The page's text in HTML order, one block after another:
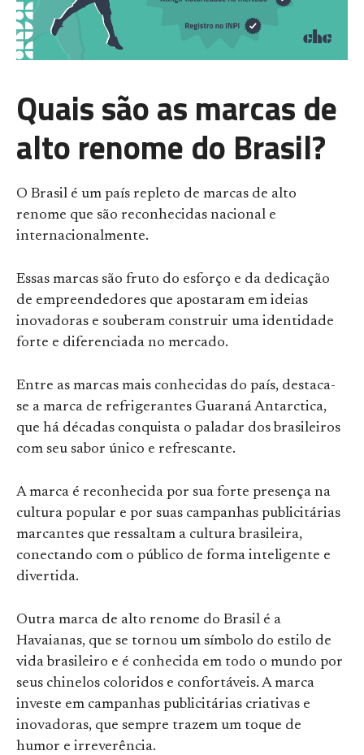
Quais são as marcas de
alto renome do Brasil?
O Brasil é um país repleto de marcas de alto
renome que são reconhecidas nacional e
internacionalmente.
Essas marcas são fruto do esforço e da dedicação
de empreendedores que apostaram em ideias
inovadoras e souberam construir uma identidade
forte e diferenciada no mercado.
Entre as marcas mais conhecidas do país, destaca-
se a marca de refrigerantes Guaraná Antarctica,
que há décadas conquista o paladar dos brasileiros
com seu sabor único e refrescante.
A marca é reconhecida por sua forte presença na
cultura popular e por suas campanhas publicitárias
marcantes que ressaltam a cultura brasileira,
conectando com o público de forma inteligente e
divertida.
Outra marca de alto renome do Brasil é a
Havaianas, que se tornou um símbolo do estilo de
vida brasileiro e é conhecida em todo o mundo por
seus chinelos coloridos e confortáveis. A marca
investe em campanhas publicitárias criativas e
inovadoras, que sempre trazem um toque de
humor e irreverência.